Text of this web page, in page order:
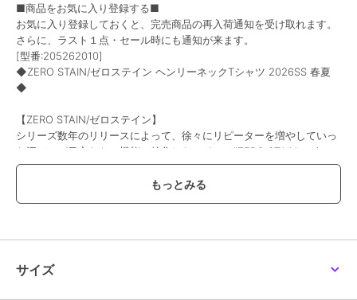
■商品をお気に入り登録する■
お気に入り登録しておくと、完売商品の再入荷通知を受け取れます。
さらに、ラスト１点・セール時にも通知が来ます。
[型番:205262010]
◆ZERO STAIN/ゼロステイン ヘンリーネックTシャツ 2026SS 春夏
◆
【ZERO STAIN/ゼロステイン】
シリーズ数年のリリースによって、徐々にリピーターを増やしていっ
た汗ジミが目立たない機能に特化したアイテム"ZERO STAIN（ゼロス
テイン）"シリーズが今年も遂に登場。
ZERO STAINは生地表面を特殊加工することで、汗じみが出にくい特
徴をもち、生地裏面に吸水加工が施されており、水分が拡散し乾きも
【デザイン】
生地の表裏に異なる加工を施すことで汗ジミを効果的に防止し、汗ジ
サイズ